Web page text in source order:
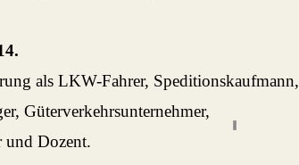
als LKW-Fahrer, Speditionskaufmann,
Güterverkehrsunternehmer,
und Dozent.